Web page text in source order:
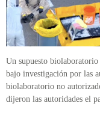
Un supuesto biolaboratorio
bajo investigación por las
biolaboratorio no
dijeron las autoridades el